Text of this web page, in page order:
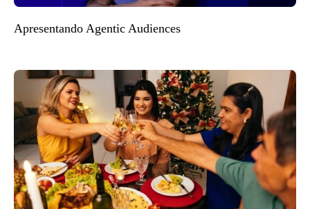
Apresentando Agentic Audiences